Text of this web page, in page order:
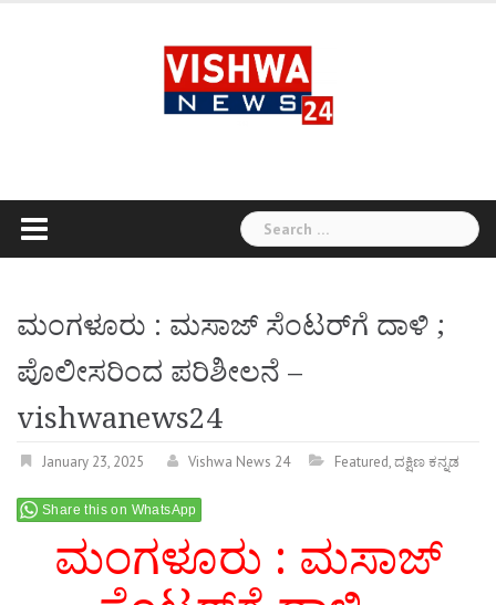
Search
for:
ಮಂಗಳೂರು : ಮಸಾಜ್‌ ಸೆಂಟರ್‌ಗೆ ದಾಳಿ ;
ಪೊಲೀಸರಿಂದ ಪರಿಶೀಲನೆ –
vishwanews24
January 23, 2025 Vishwa News 24 Featured,ದಕ್ಷಿಣ ಕನ್ನಡ
Share this on WhatsApp
ಮಂಗಳೂರು : ಮಸಾಜ್‌